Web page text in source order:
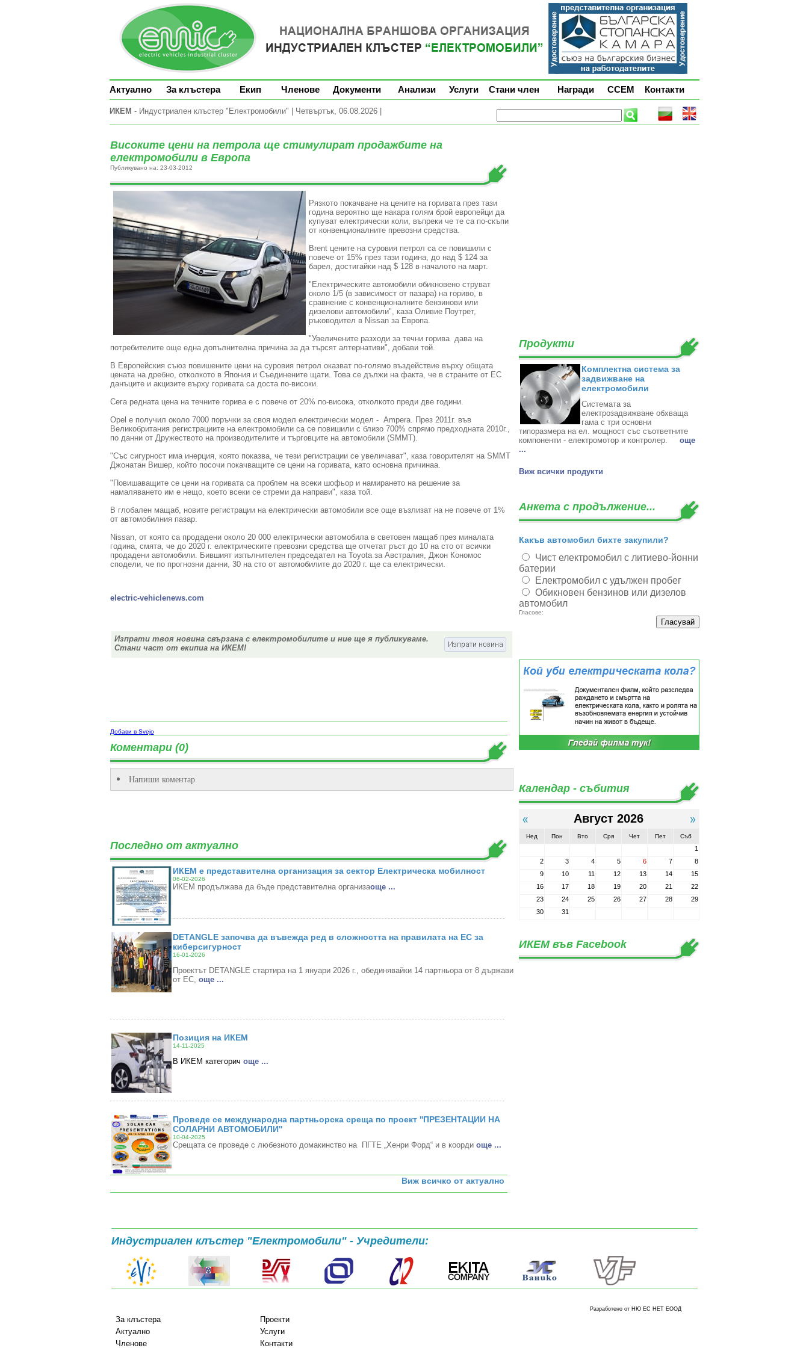
Актуално За клъстера Екип Членове Документи Анализи Услуги Стани член Награди ССЕМ Контакти
ИКЕМ - Индустриален клъстер "Електромобили" | Четвъртък, 06.08.2026 |
Високите цени на петрола ще стимулират продажбите на
електромобили в Европа
Публикувано на: 23-03-2012
Рязкото покачване на цените на горивата през тази
година вероятно ще накара голям брой европейци да
купуват електрически коли, въпреки че те са по-скъпи
от конвенционалните превозни средства.
Brent цените на суровия петрол са се повишили с
повече от 15% през тази година, до над $ 124 за
барел, достигайки над $ 128 в началото на март.
"Електрическите автомобили обикновено струват
около 1/5 (в зависимост от пазара) на гориво, в
сравнение с конвенционалните бензинови или
дизелови автомобили", каза Оливие Поутрет,
ръководител в Nissan за Европа.
"Увеличените разходи за течни горива дава на
потребителите още една допълнителна причина за да търсят алтернативи", добави той.
В Европейския съюз повишените цени на суровия петрол оказват по-голямо въздействие върху общата
цената на дребно, отколкото в Япония и Съединените щати. Това се дължи на факта, че в страните от ЕС
данъците и акцизите върху горивата са доста по-високи.
Сега редната цена на течните горива е с повече от 20% по-висока, отколкото преди две години.
Opel е получил около 7000 поръчки за своя модел електрически модел - Ampera. През 2011г. във
Великобритания регистрациите на електромобили са се повишили с близо 700% спрямо предходната 2010г.,
по данни от Дружеството на производителите и търговците на автомобили (SMMT).
"Със сигурност има инерция, която показва, че тези регистрации се увеличават", каза говорителят на SMMT
Джонатан Вишер, който посочи покачващите се цени на горивата, като основна причинаа.
"Повишаващите се цени на горивата са проблем на всеки шофьор и намирането на решение за
намаляването им е нещо, което всеки се стреми да направи", каза той.
В глобален мащаб, новите регистрации на електрически автомобили все още възлизат на не повече от 1%
от автомобилния пазар.
Nissan, от която са продадени около 20 000 електрически автомобила в световен мащаб през миналата
година, смята, че до 2020 г. електрическите превозни средства ще отчетат ръст до 10 на сто от всички
продадени автомобили. Бившият изпълнителен председател на Toyota за Австралия, Джон Кономос
сподели, че по прогнозни данни, 30 на сто от автомобилите до 2020 г. ще са електрически.
electric-vehiclenews.com
Изпрати твоя новина свързана с електромобилите и ние ще я публикуваме.
Стани част от екипиа на ИКЕМ!
Добави в Svejo
Коментари (0)
Напиши коментар
Последно от актуално
ИКЕМ е представителна организация за сектор Електрическа мобилност
06-02-2026
ИКЕМ продължава да бъде представителна организаoще ...
DETANGLE започва да въвежда ред в сложността на правилата на ЕС за
киберсигурност
16-01-2026
Проектът DETANGLE стартира на 1 януари 2026 г., обединявайки 14 партньора от 8 държави
от ЕС, oще ...
Позиция на ИКЕМ
14-11-2025
В ИКЕМ категорич oще ...
Проведе се международна партньорска среща по проект ''ПРЕЗЕНТАЦИИ НА
СОЛАРНИ АВТОМОБИЛИ''
10-04-2025
Срещата се проведе с любезното домакинство на ПГТЕ „Хенри Форд“ и в коорди oще ...
Виж всичко от актуално
Продукти
Комплектна система за
задвижване на
електромобили
Системата за
електрозадвижване обхваща
гама с три основни
типоразмера на ел. мощност със съответните
компоненти - електромотор и контролер. ‎ oще
...
Виж всички продукти
Анкета с продължение...
Какъв автомобил бихте закупили?
Чист електромобил с литиево-йонни
батерии
Електромобил с удължен пробег
Обикновен бензинов или дизелов
автомобил
Гласове:
Календар - събития
Август 2026
Нед Пон Вто Сря Чет Пет Съб
1
2
3 4 5 6 7
8
9
10 11 12 13 14
15
16
17 18 19 20 21
22
23
24 25 26 27 28
29
30
31
ИКЕМ във Facebook
Индустриален клъстер "Електромобили" - Учредители:
За клъстера
Проекти
Актуално
Услуги
Членове
Контакти
Разработено от НЮ ЕС НЕТ ЕООД